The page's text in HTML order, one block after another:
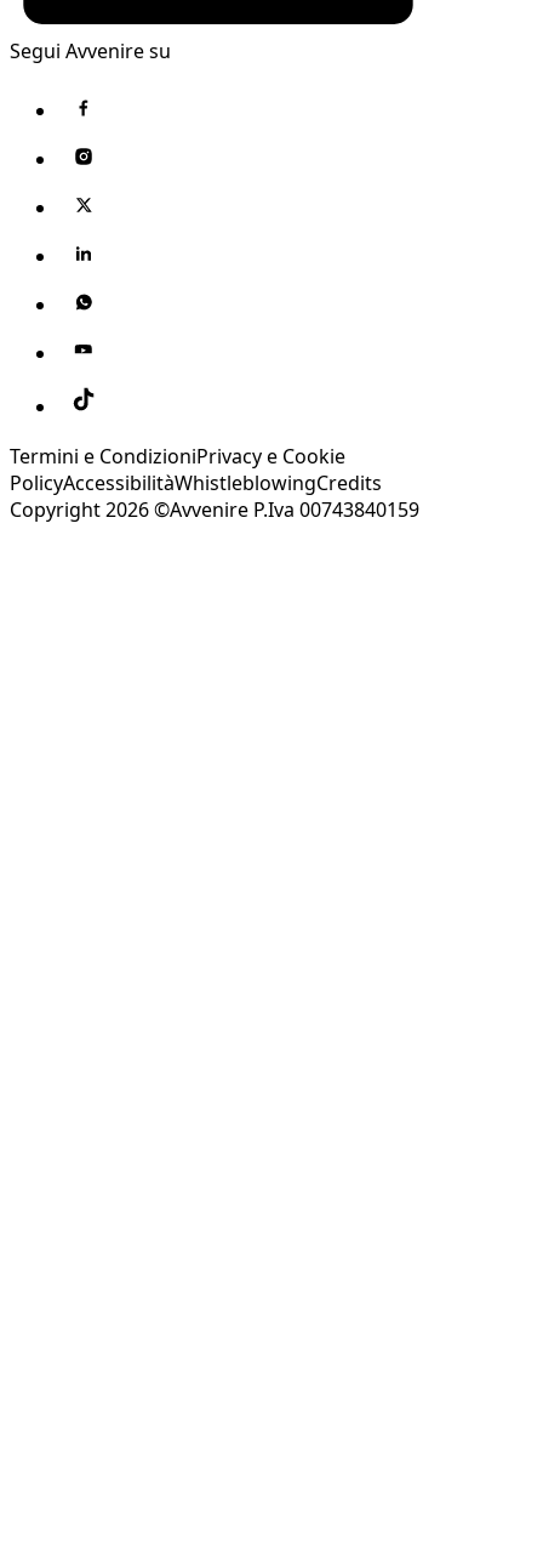
Segui Avvenire su
Termini e CondizioniPrivacy e Cookie
PolicyAccessibilitàWhistleblowingCredits
Copyright 2026 ©Avvenire P.Iva 00743840159